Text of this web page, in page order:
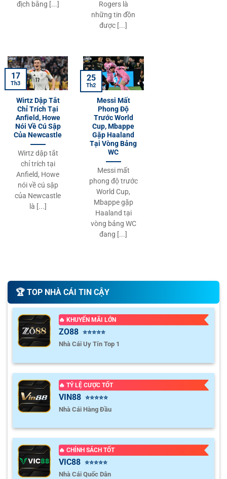
địch bằng [...]
Rogers là
những tin đồn
được [...]
Wirtz Dập Tắt
Chỉ Trích Tại
Anfield, Howe
Nói Về Cú Sập
Của Newcastle
Wirtz dập tắt
chỉ trích tại
Anfield, Howe
nói về cú sập
của Newcastle
là [...]
17
Th3
Messi Mất
Phong Độ
Trước World
Cup, Mbappe
Gặp Haaland
Tại Vòng Bảng
WC
Messi mất
phong độ trước
World Cup,
Mbappe gặp
Haaland tại
vòng bảng WC
đang [...]
25
Th2
🏆️ TOP NHÀ CÁI TIN CẬY
🔥 KHUYẾN MÃI LỚN
ZO88 ⭐⭐⭐⭐⭐
Nhà Cái Uy Tín Top 1
🔥 TỶ LỆ CƯỢC TỐT
VIN88 ⭐⭐⭐⭐⭐
Nhà Cái Hàng Đầu
🔥 CHÍNH SÁCH TỐT
VIC88 ⭐⭐⭐⭐⭐
Nhà Cái Quốc Dân